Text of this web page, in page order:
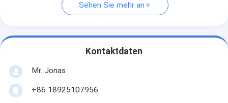
Sehen Sie mehr an
Kontaktdaten
Mr. Jonas
+86 18925107956